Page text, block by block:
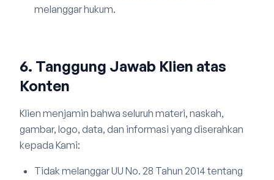
melanggar hukum.
6. Tanggung Jawab Klien atas
Konten
Klien menjamin bahwa seluruh materi, naskah,
gambar, logo, data, dan informasi yang diserahkan
kepada Kami:
Tidak melanggar UU No. 28 Tahun 2014 tentang